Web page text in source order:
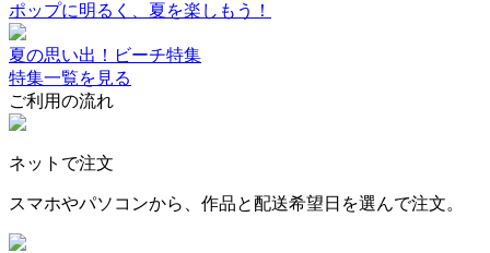
ポップに明るく、夏を楽しもう！
夏の思い出！ビーチ特集
特集一覧を見る
ご利用の流れ
ネットで注文
スマホやパソコンから、作品と配送希望日を選んで注文。